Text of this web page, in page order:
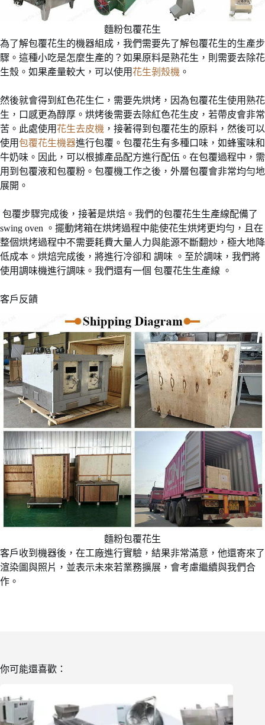
麵粉包覆花生
為了解包覆花生的機器組成，我們需要先了解包覆花生的生產步
驟。這種小吃是怎麼生產的？如果原料是熟花生，則需要去除花
生殼。如果產量較大，可以使用花生剝殼機 。
然後就會得到紅色花生仁，需要先烘烤，因為包覆花生使用熟花
生，口感更為醇厚。烘烤後需要去除紅色花生皮，若帶皮會非常
苦。此處使用花生去皮機 ，接著得到包覆花生的原料，然後可以
使用包覆花生機器進行包覆。包覆花生有多種口味，如蜂蜜味和
牛奶味。因此，可以根據產品配方進行配伍。在包覆過程中，需
用到包覆液和包覆粉。包覆機工作之後，外層包覆會非常均勻地
展開。
包覆步驟完成後，接著是烘焙。我們的包覆花生生產線配備了
swing oven 。擺動烤箱在烘烤過程中能使花生烘烤更均勻，且在
整個烘烤過程中不需要耗費大量人力與能源不斷翻炒，極大地降
低成本。烘焙完成後，將進行冷卻和 調味 。至於調味，我們將
使用調味機進行調味。我們還有一個 包覆花生生產線 。
客戶反饋
麵粉包覆花生
客戶收到機器後，在工廠進行實驗，結果非常滿意，他還寄來了
渲染圖與照片，並表示未來若業務擴展，會考慮繼續與我們合
作。
你可能還喜歡：